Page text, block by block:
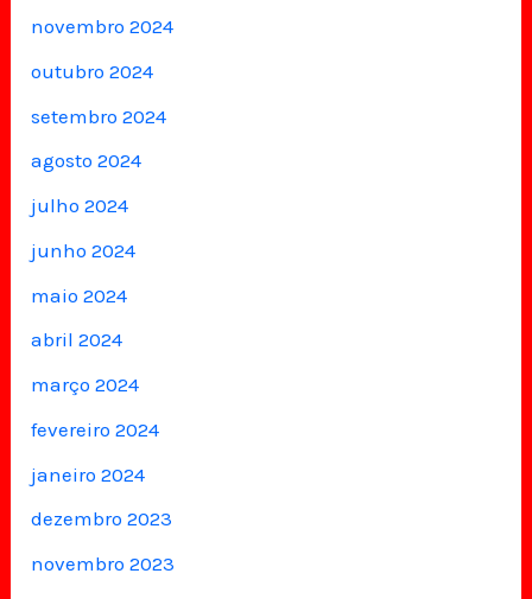
novembro 2024
outubro 2024
setembro 2024
agosto 2024
julho 2024
junho 2024
maio 2024
abril 2024
março 2024
fevereiro 2024
janeiro 2024
dezembro 2023
novembro 2023